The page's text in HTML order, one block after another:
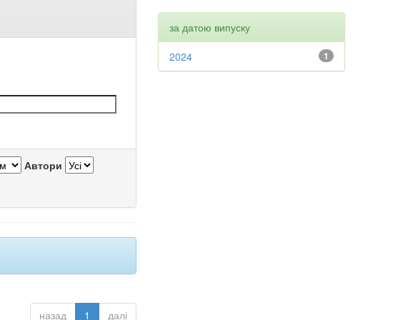
Автори
назад 1 далі
за датою випуску
1
2024